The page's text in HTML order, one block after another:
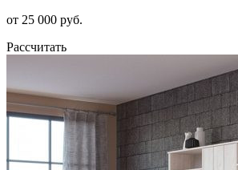
от 25 000 руб.
Рассчитать